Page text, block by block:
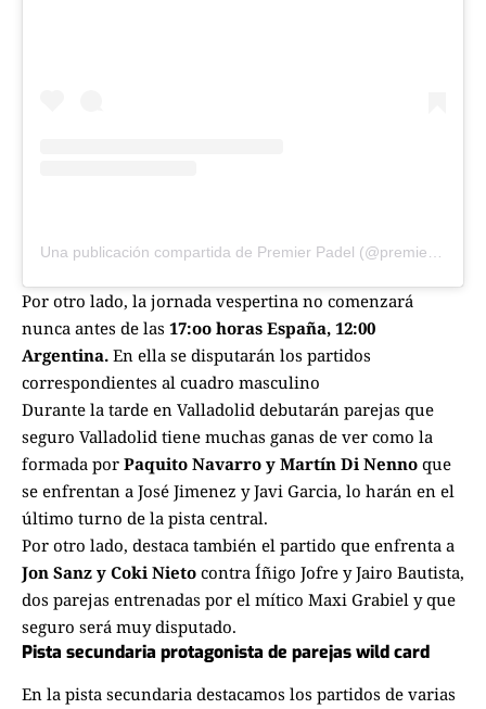
Por otro lado, la jornada vespertina no comenzará
nunca antes de las 17:oo horas España, 12:00
Argentina. En ella se disputarán los partidos
correspondientes al cuadro masculino
Durante la tarde en Valladolid debutarán parejas que
seguro Valladolid tiene muchas ganas de ver como la
formada por Paquito Navarro y Martín Di Nenno que
se enfrentan a José Jimenez y Javi Garcia, lo harán en el
último turno de la pista central.
Por otro lado, destaca también el partido que enfrenta a
Jon Sanz y Coki Nieto contra Íñigo Jofre y Jairo Bautista,
dos parejas entrenadas por el mítico Maxi Grabiel y que
seguro será muy disputado.
Pista secundaria protagonista de parejas wild card
En la pista secundaria destacamos los partidos de varias